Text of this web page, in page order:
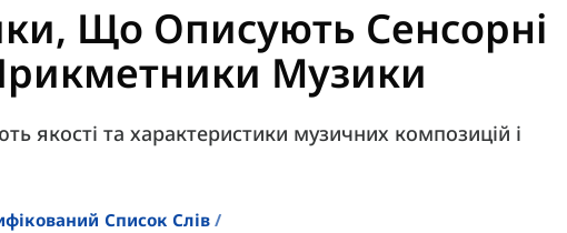
Що Описують Сенсорні
Музики
якості та характеристики музичних композицій і
Список Слів